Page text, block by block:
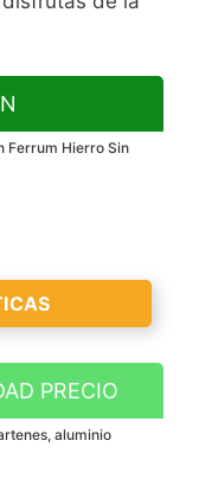
Ferrum Hierro Sin
PRECIO
aluminio